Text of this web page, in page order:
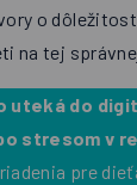
o
na tej
uteká do
stresom v
pre